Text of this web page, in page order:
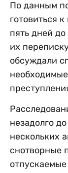
По данным
готовиться
пять дней
их
обсуждали
незадолго
нескольких
снотворные